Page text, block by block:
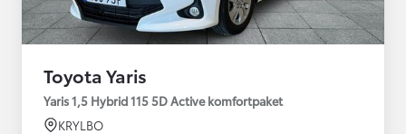
Toyota Yaris
Yaris 1,5 Hybrid 115 5D Active komfortpaket
KRYLBO